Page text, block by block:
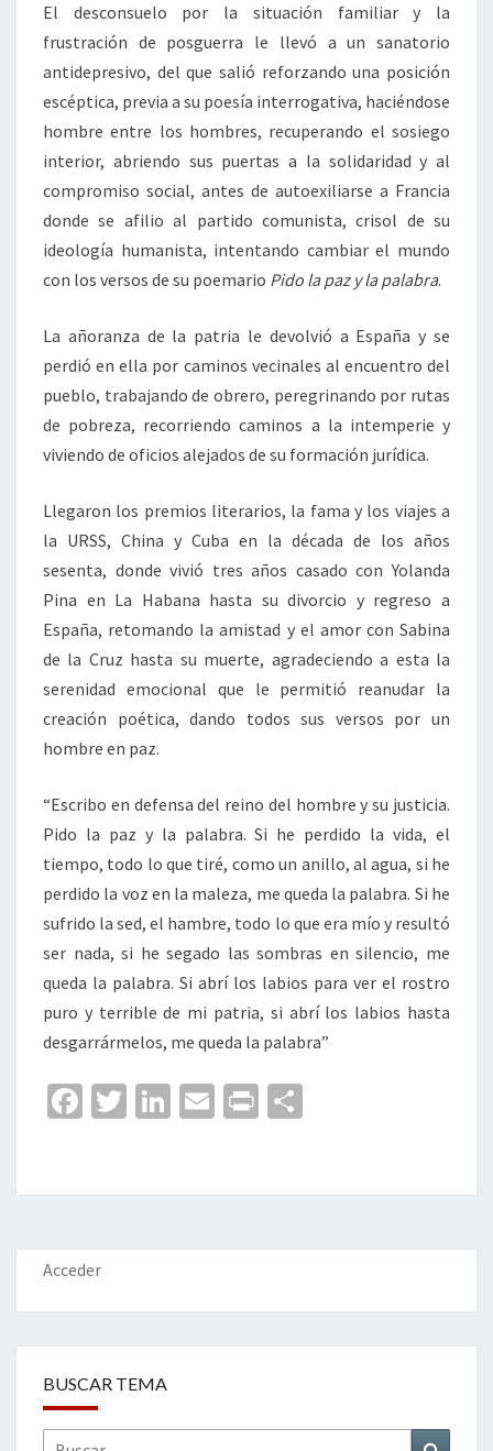
El desconsuelo por la situación familiar y la
frustración de posguerra le llevó a un sanatorio
antidepresivo, del que salió reforzando una posición
escéptica, previa a su poesía interrogativa, haciéndose
hombre entre los hombres, recuperando el sosiego
interior, abriendo sus puertas a la solidaridad y al
compromiso social, antes de autoexiliarse a Francia
donde se afilio al partido comunista, crisol de su
ideología humanista, intentando cambiar el mundo
con los versos de su poemario Pido la paz y la palabra.
La añoranza de la patria le devolvió a España y se
perdió en ella por caminos vecinales al encuentro del
pueblo, trabajando de obrero, peregrinando por rutas
de pobreza, recorriendo caminos a la intemperie y
viviendo de oficios alejados de su formación jurídica.
Llegaron los premios literarios, la fama y los viajes a
la URSS, China y Cuba en la década de los años
sesenta, donde vivió tres años casado con Yolanda
Pina en La Habana hasta su divorcio y regreso a
España, retomando la amistad y el amor con Sabina
de la Cruz hasta su muerte, agradeciendo a esta la
serenidad emocional que le permitió reanudar la
creación poética, dando todos sus versos por un
hombre en paz.
“Escribo en defensa del reino del hombre y su justicia.
Pido la paz y la palabra. Si he perdido la vida, el
tiempo, todo lo que tiré, como un anillo, al agua, si he
perdido la voz en la maleza, me queda la palabra. Si he
sufrido la sed, el hambre, todo lo que era mío y resultó
ser nada, si he segado las sombras en silencio, me
queda la palabra. Si abrí los labios para ver el rostro
puro y terrible de mi patria, si abrí los labios hasta
desgarrármelos, me queda la palabra”
Fa
o
o
k
T
er
Li
dI
n
E
l
Pr
p
ar
Acceder
BUSCAR TEMA
Buscar